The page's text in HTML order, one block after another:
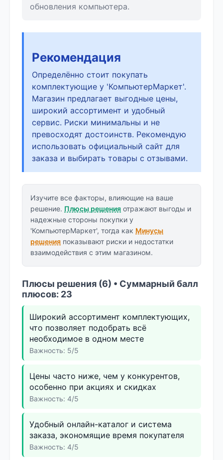
обновления компьютера.
Рекомендация
Определённо стоит покупать
комплектующие у 'КомпьютерМаркет'.
Магазин предлагает выгодные цены,
широкий ассортимент и удобный
сервис. Риски минимальны и не
превосходят достоинств. Рекомендую
использовать официальный сайт для
заказа и выбирать товары с отзывами.
Изучите все факторы, влияющие на ваше
решение. Плюсы решения отражают выгоды и
надежные стороны покупки у
'КомпьютерМаркет', тогда как Минусы
решения показывают риски и недостатки
взаимодействия с этим магазином.
Плюсы решения (6) • Суммарный балл
плюсов: 23
Широкий ассортимент комплектующих,
что позволяет подобрать всё
необходимое в одном месте
Важность: 5/5
Цены часто ниже, чем у конкурентов,
особенно при акциях и скидках
Важность: 4/5
Удобный онлайн-каталог и система
заказа, экономящие время покупателя
Важность: 4/5